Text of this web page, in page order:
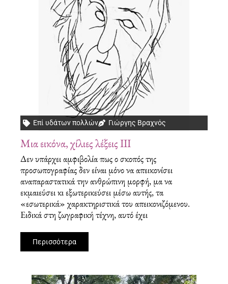
Επί υδάτων πολλών Γιώργης Βραχνός
Μια εικόνα, χίλιες λέξεις ΙΙΙ
Δεν υπάρχει αμφιβολία πως ο σκοπός της
προσωπογραφίας δεν είναι μόνο να απεικονίσει
αναπαραστατικά την ανθρώπινη μορφή, μα να
εκμαιεύσει κι εξωτερικεύσει μέσω αυτής, τα
«εσωτερικά» χαρακτηριστικά του απεικονιζόμενου.
Ειδικά στη ζωγραφική τέχνη, αυτό έχει
Περισσότερα